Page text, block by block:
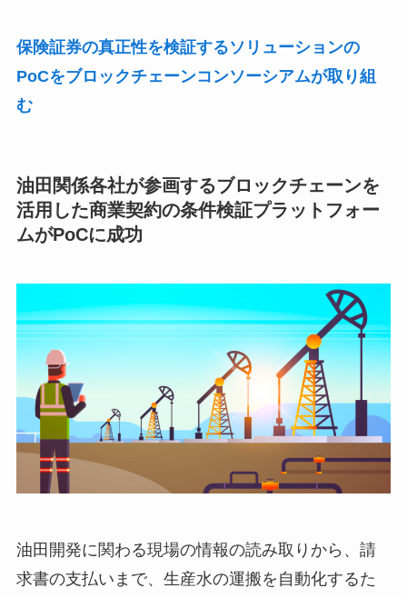
保険証券の真正性を検証するソリューションの
PoCをブロックチェーンコンソーシアムが取り組
む
油田関係各社が参画するブロックチェーンを
活用した商業契約の条件検証プラットフォー
ムがPoCに成功
油田開発に関わる現場の情報の読み取りから、請
求書の支払いまで、生産水の運搬を自動化するた